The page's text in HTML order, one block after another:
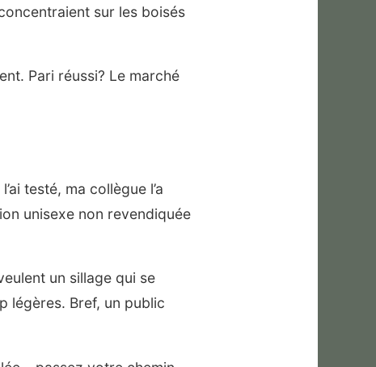
sur les boisés
Pari réussi? Le marché
testé, ma collègue l’a
unisexe non revendiquée
un sillage qui se
légères. Bref, un public